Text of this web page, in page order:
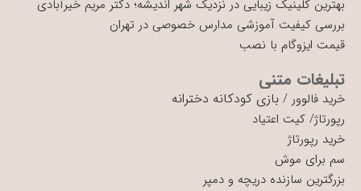
بهترین کلینیک زیبایی در نزدیک شهر اندیشه؛ دکتر مریم خیرآبادی
بررسی کیفیت آموزشی مدارس خصوصی در تهران
قیمت ایزوگام با نصب
تبلیغات متنی
خرید فالوور / بازی کودکانه دخترانه
رپورتاژ/ کیت اعتیاد
خرید رپورتاژ
سم برای موش
بزرگترین سازنده دریچه و دمپر